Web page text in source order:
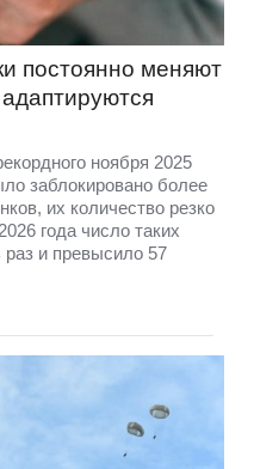
постоянно меняют
ноября 2025
заблокировано более
их количество резко
года число таких
и превысило 57